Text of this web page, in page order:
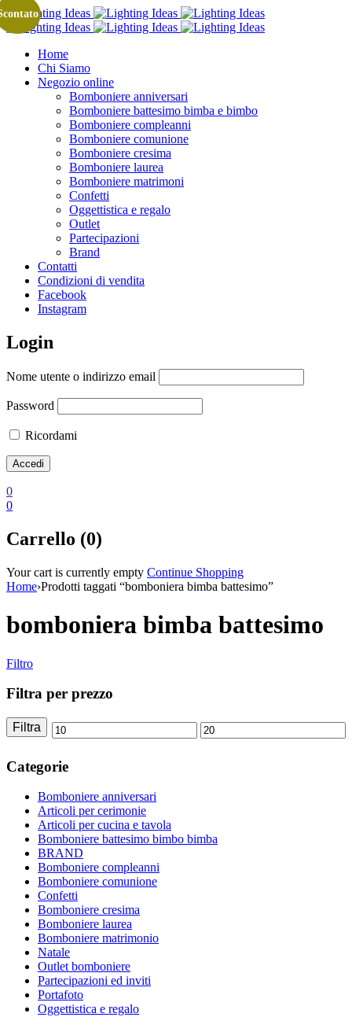
Home
Chi Siamo
Negozio online
Bomboniere anniversari
Bomboniere battesimo bimba e bimbo
Bomboniere compleanni
Bomboniere comunione
Bomboniere cresima
Bomboniere laurea
Bomboniere matrimoni
Confetti
Oggettistica e regalo
Outlet
Partecipazioni
Brand
Contatti
Condizioni di vendita
Facebook
Instagram
Login
Nome utente o indirizzo email
Password
Ricordami
0
0
Carrello (0)
Your cart is currently empty Continue Shopping
Home›Prodotti taggati “bomboniera bimba battesimo”
bomboniera bimba battesimo
Filtro
Filtra per prezzo
Prezzo Prezzo
Filtra
Categorie
Bomboniere anniversari
Articoli per cerimonie
Articoli per cucina e tavola
Bomboniere battesimo bimbo bimba
BRAND
Bomboniere compleanni
Bomboniere comunione
Confetti
Bomboniere cresima
Bomboniere laurea
Bomboniere matrimonio
Natale
Outlet bomboniere
Partecipazioni ed inviti
Portafoto
Oggettistica e regalo